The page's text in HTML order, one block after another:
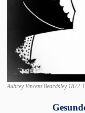
Aubrey Vincent Beardsley 1872-